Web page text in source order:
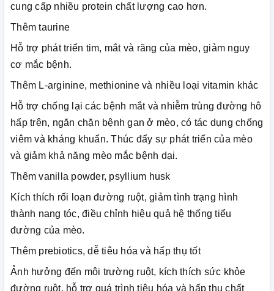
cung cấp nhiều protein chất lượng cao hơn.
Thêm taurine
Hỗ trợ phát triển tim, mắt và răng của mèo, giảm nguy
cơ mắc bệnh.
Thêm L-arginine, methionine và nhiều loại vitamin khác
Hỗ trợ chống lại các bệnh mắt và nhiễm trùng đường hô
hấp trên, ngăn chặn bệnh gan ở mèo, có tác dụng chống
viêm và kháng khuẩn. Thúc đẩy sự phát triển của mèo
và giảm khả năng mèo mắc bệnh dại.
Thêm vanilla powder, psyllium husk
Kích thích rối loạn đường ruột, giảm tình trạng hình
thành nang tóc, điều chỉnh hiệu quả hệ thống tiểu
đường của mèo.
Thêm prebiotics, dễ tiêu hóa và hấp thụ tốt
Ảnh hưởng đến môi trường ruột, kích thích sức khỏe
đường ruột, hỗ trợ quá trình tiêu hóa và hấp thụ chất